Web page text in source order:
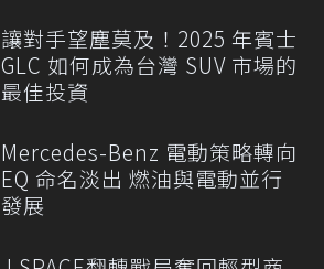
讓對手望塵莫及！2025 年賓士
GLC 如何成為台灣 SUV 市場的
最佳投資
Mercedes-Benz 電動策略轉向
EQ 命名淡出 燃油與電動並行
發展